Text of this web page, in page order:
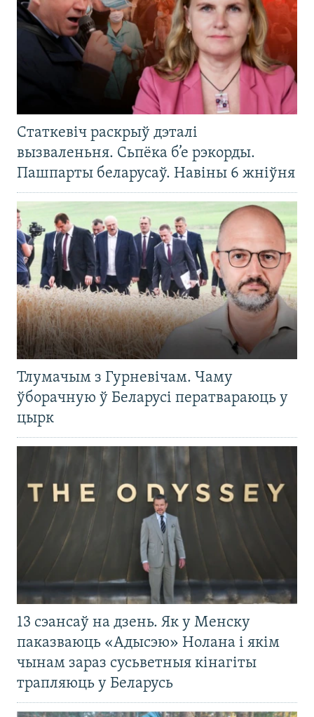
Статкевіч раскрыў дэталі
вызваленьня. Сьпёка б’е рэкорды.
Пашпарты беларусаў. Навіны 6 жніўня
Тлумачым з Гурневічам. Чаму
ўборачную ў Беларусі ператвараюць у
цырк
13 сэансаў на дзень. Як у Менску
паказваюць «Адысэю» Нолана і якім
чынам зараз сусьветныя кінагіты
трапляюць у Беларусь